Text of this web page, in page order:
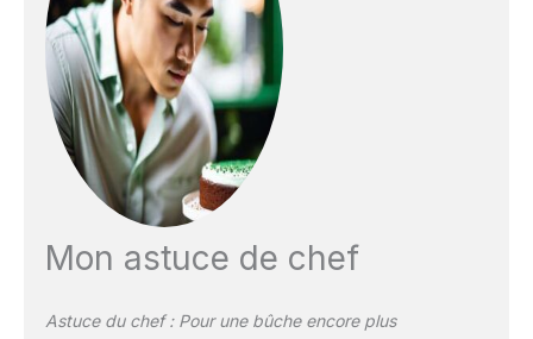
Mon astuce de chef
Astuce du chef : Pour une bûche encore plus